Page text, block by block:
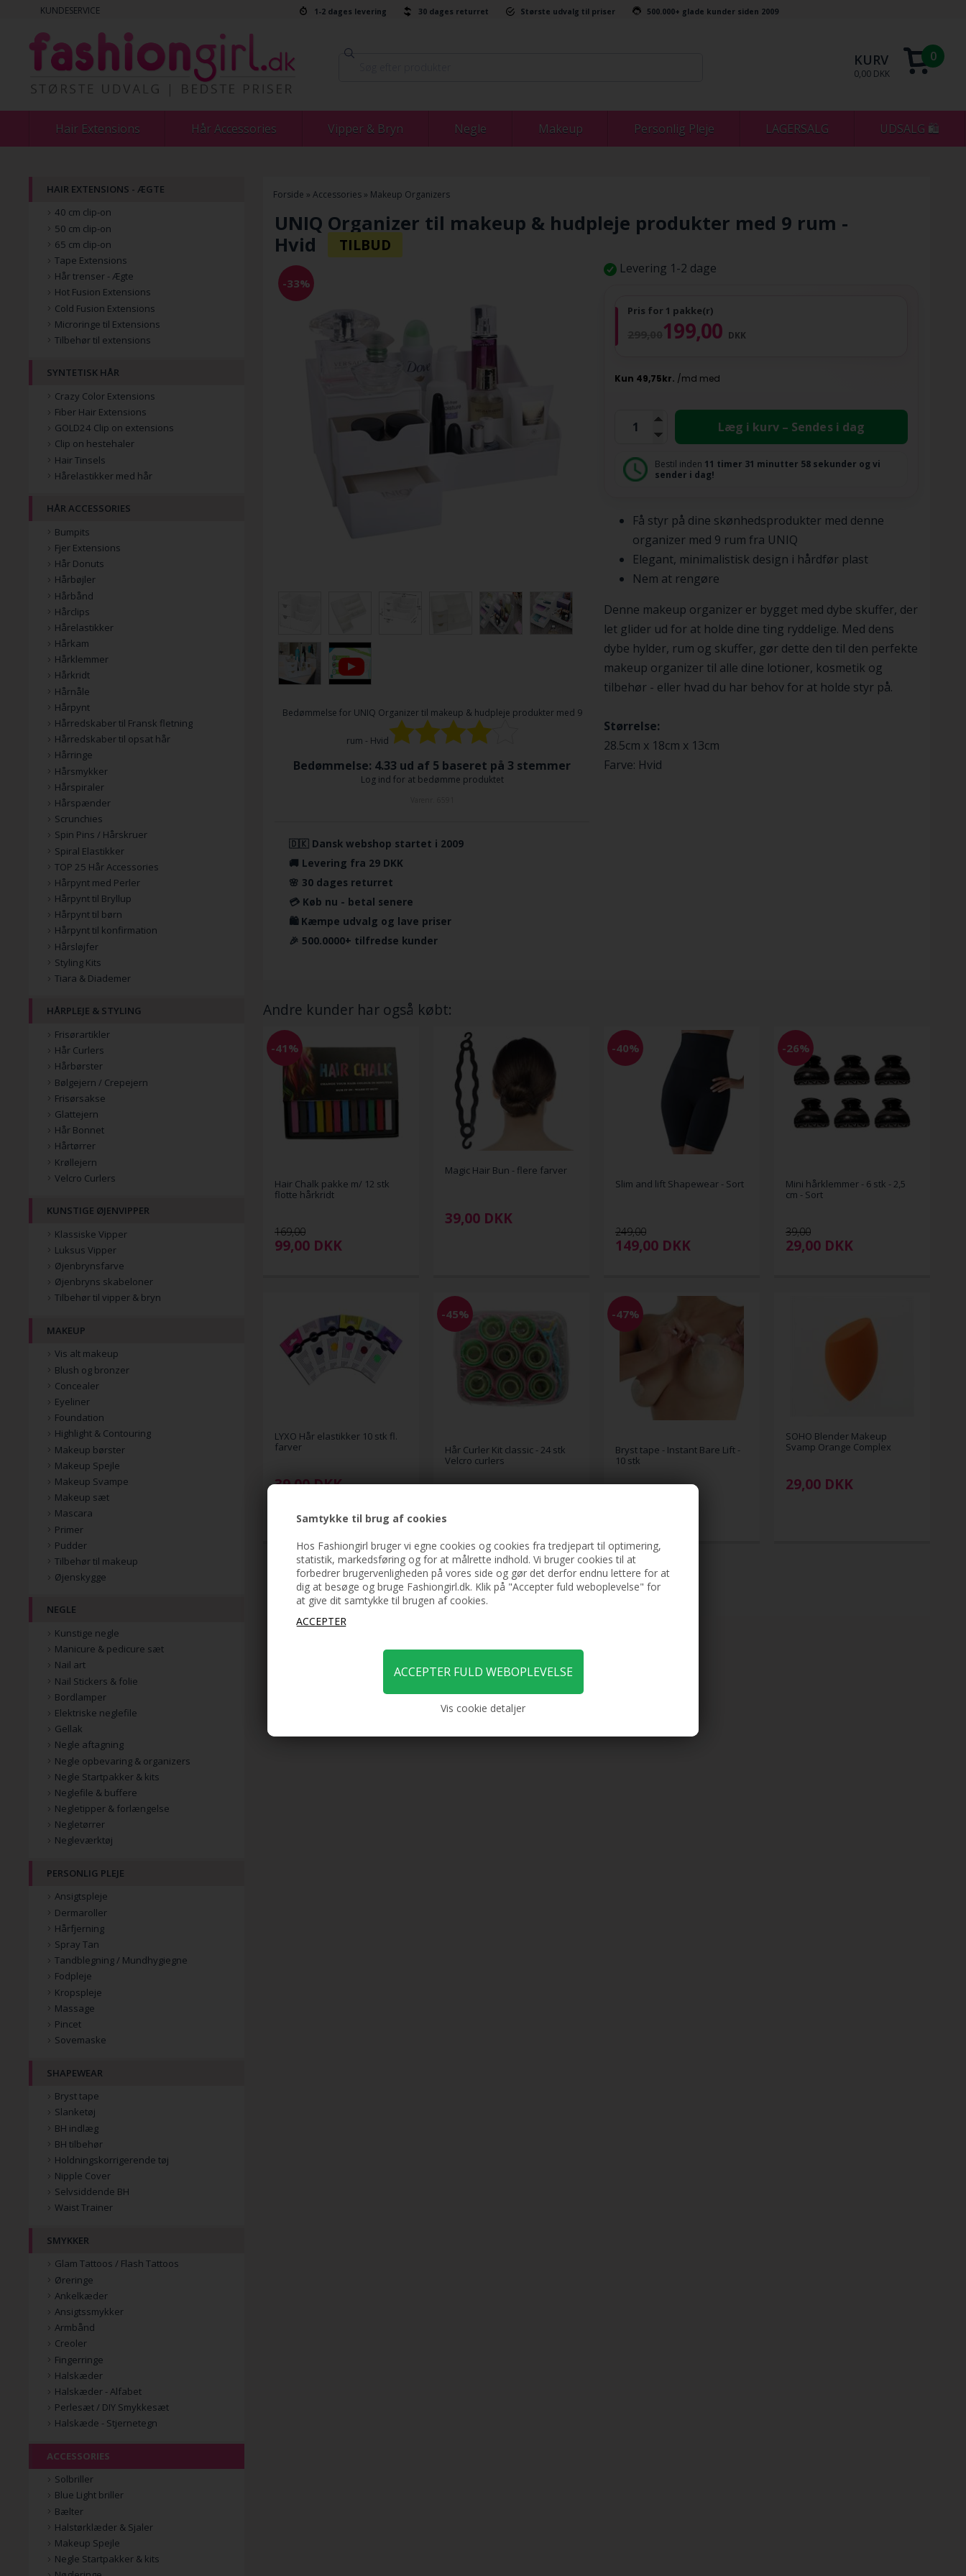
Samtykke til brug af cookies
Hos Fashiongirl bruger vi egne cookies og cookies fra tredjepart til optimering,
statistik, markedsføring og for at målrette indhold. Vi bruger cookies til at
forbedrer brugervenligheden på vores side og gør det derfor endnu lettere for at
dig at besøge og bruge Fashiongirl.dk. Klik på "Accepter fuld weboplevelse" for
at give dit samtykke til brugen af cookies.
Vis cookie detaljer
KUNDESERVICE 1-2 dages levering 30 dages returret Største udvalg til priser 500.000+ glade kunder siden 2009
KURV
0,00 DKK
0
Hair Extensions Hår Accessories Vipper & Bryn Negle Makeup Personlig Pleje LAGERSALG UDSALG 🛍
Forside » Accessories» Makeup Organizers
UNIQ Organizer til makeup & hudpleje produkter med 9 rum -
Hvid
-33%
Bedømmelse for UNIQ Organizer til makeup & hudpleje produkter med 9
rum - Hvid
Bedømmelse: 4.33 ud af 5 baseret på 3 stemmer
Log ind for at bedømme produktet
🇩🇰 Dansk webshop startet i 2009
🚚 Levering fra 29 DKK
🌸 30 dages returret
💳 Køb nu - betal senere
🛍️ Kæmpe udvalg og lave priser
🎉 500.0000+ tilfredse kunder
Levering 1-2 dage
Pris for 1 pakke(r)
199,00 DKK
Læg i kurv – Sendes i dag
Bestil inden 11 timer 31 minutter 57 sekunder og vi
sender i dag!
Få styr på dine skønhedsprodukter med denne
organizer med 9 rum fra UNIQ
Elegant, minimalistisk design i hårdfør plast
Nem at rengøre
Denne makeup organizer er bygget med dybe skuffer, der
let glider ud for at holde dine ting ryddelige. Med dens
dybe hylder, rum og skuffer, gør dette den til den perfekte
makeup organizer til alle dine lotioner, kosmetik og
tilbehør - eller hvad du har behov for at holde styr på.
Størrelse:
28.5cm x 18cm x 13cm
Farve: Hvid
Andre kunder har også købt:
-41%
Hair Chalk pakke m/ 12 stk
flotte hårkridt
169,00
99,00 DKK
Magic Hair Bun - flere farver
39,00 DKK
-40%
Slim and lift Shapewear - Sort
249,00
149,00 DKK
-26%
Mini hårklemmer - 6 stk - 2,5
cm - Sort
39,00
29,00 DKK
LYXO Hår elastikker 10 stk fl.
farver
39,00DKK
-45%
Hår Curler Kit classic - 24 stk
Velcro curlers
-47%
Bryst tape - Instant Bare Lift -
10 stk
SOHO Blender Makeup
Svamp Orange Complex
29,00 DKK
HAIR EXTENSIONS - ÆGTE
40 cm clip-on
50 cm clip-on
65 cm clip-on
Tape Extensions
Hår trenser - Ægte
Hot Fusion Extensions
Cold Fusion Extensions
Microringe til Extensions
Tilbehør til extensions
SYNTETISK HÅR
Crazy Color Extensions
Fiber Hair Extensions
GOLD24 Clip on extensions
Clip on hestehaler
Hair Tinsels
Hårelastikker med hår
HÅR ACCESSORIES
Bumpits
Fjer Extensions
Hår Donuts
Hårbøjler
Hårbånd
Hårclips
Hårelastikker
Hårkam
Hårklemmer
Hårkridt
Hårnåle
Hårpynt
Hårredskaber til Fransk fletning
Hårredskaber til opsat hår
Hårringe
Hårsmykker
Hårspiraler
Hårspænder
Scrunchies
Spin Pins / Hårskruer
Spiral Elastikker
TOP 25 Hår Accessories
Hårpynt med Perler
Hårpynt til Bryllup
Hårpynt til børn
Hårpynt til konfirmation
Hårsløjfer
Styling Kits
Tiara & Diademer
HÅRPLEJE & STYLING
Frisørartikler
Hår Curlers
Hårbørster
Bølgejern / Crepejern
Frisørsakse
Glattejern
Hår Bonnet
Hårtørrer
Krøllejern
Velcro Curlers
KUNSTIGE ØJENVIPPER
Klassiske Vipper
Luksus Vipper
Øjenbrynsfarve
Øjenbryns skabeloner
Tilbehør til vipper & bryn
MAKEUP
Vis alt makeup
Blush og bronzer
Concealer
Eyeliner
Foundation
Highlight & Contouring
Makeup børster
Makeup Spejle
Makeup Svampe
Makeup sæt
Mascara
Primer
Pudder
Tilbehør til makeup
Øjenskygge
NEGLE
Kunstige negle
Manicure & pedicure sæt
Nail art
Nail Stickers & folie
Bordlamper
Elektriske neglefile
Gellak
Negle aftagning
Negle opbevaring & organizers
Negle Startpakker & kits
Neglefile & buffere
Negletipper & forlængelse
Negletørrer
Negleværktøj
PERSONLIG PLEJE
Ansigtspleje
Dermaroller
Hårfjerning
Spray Tan
Tandblegning / Mundhygiegne
Fodpleje
Kropspleje
Massage
Pincet
Sovemaske
SHAPEWEAR
Bryst tape
Slanketøj
BH indlæg
BH tilbehør
Holdningskorrigerende tøj
Nipple Cover
Selvsiddende BH
Waist Trainer
SMYKKER
Glam Tattoos / Flash Tattoos
Øreringe
Ankelkæder
Ansigtssmykker
Armbånd
Creoler
Fingerringe
Halskæder
Halskæder - Alfabet
Perlesæt / DIY Smykkesæt
Halskæde - Stjernetegn
ACCESSORIES
Solbriller
Blue Light briller
Bælter
Halstørklæder & Sjaler
Makeup Spejle
Negle Startpakker & kits